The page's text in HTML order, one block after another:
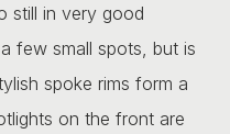
still in very good
few small spots, but is
spoke rims form a
on the front are